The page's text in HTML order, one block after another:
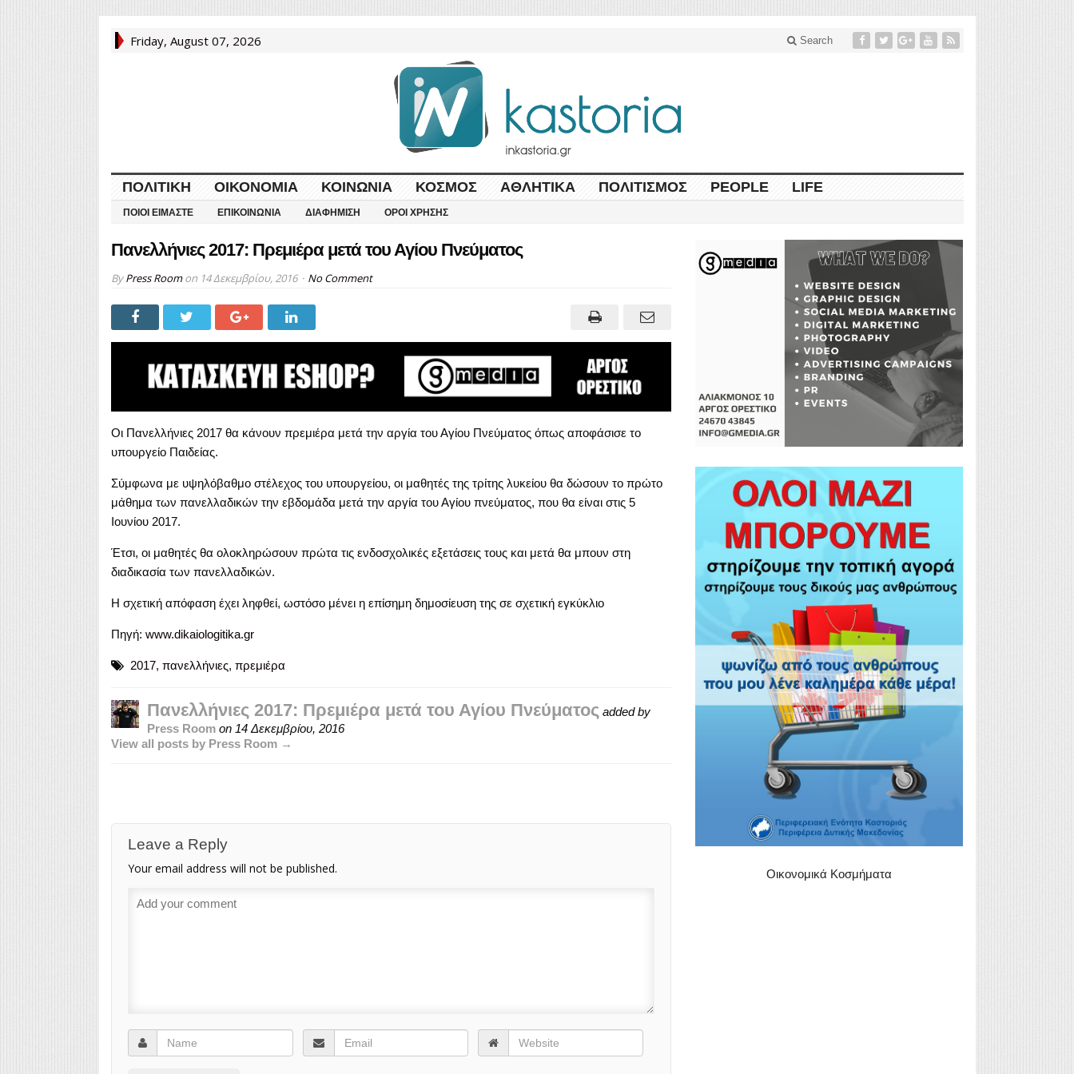
Friday, August 07, 2026 Search
ΠΟΛΙΤΙΚΉ ΟΙΚΟΝΟΜΊΑ ΚΟΙΝΩΝΊΑ ΚΌΣΜΟΣ ΑΘΛΗΤΙΚΆ ΠΟΛΙΤΙΣΜΌΣ PEOPLE LIFE
ΠΟΙΟΙ ΕΊΜΑΣΤΕ ΕΠΙΚΟΙΝΩΝΊΑ ΔΙΑΦΉΜΙΣΗ ΌΡΟΙ ΧΡΉΣΗΣ
Πανελλήνιες 2017: Πρεμιέρα μετά του Αγίου Πνεύματος
ByPress Roomon 14 Δεκεμβρίου, 2016 No Comment
Οι Πανελλήνιες 2017 θα κάνουν πρεμιέρα μετά την αργία του Αγίου Πνεύματος όπως αποφάσισε το
υπουργείο Παιδείας.
Σύμφωνα με υψηλόβαθμο στέλεχος του υπουργείου, οι μαθητές της τρίτης λυκείου θα δώσουν το πρώτο
μάθημα των πανελλαδικών την εβδομάδα μετά την αργία του Αγίου πνεύματος, που θα είναι στις 5
Ιουνίου 2017.
Έτσι, οι μαθητές θα ολοκληρώσουν πρώτα τις ενδοσχολικές εξετάσεις τους και μετά θα μπουν στη
διαδικασία των πανελλαδικών.
Η σχετική απόφαση έχει ληφθεί, ωστόσο μένει η επίσημη δημοσίευση της σε σχετική εγκύκλιο
Πηγή: www.dikaiologitika.gr
2017, πανελλήνιες, πρεμιέρα
Πανελλήνιες 2017: Πρεμιέρα μετά του Αγίου Πνεύματος added by
Press Roomon 14 Δεκεμβρίου, 2016
View all posts by Press Room →
Leave a Reply
Your email address will not be published. Οικονομικά Κοσμήματα